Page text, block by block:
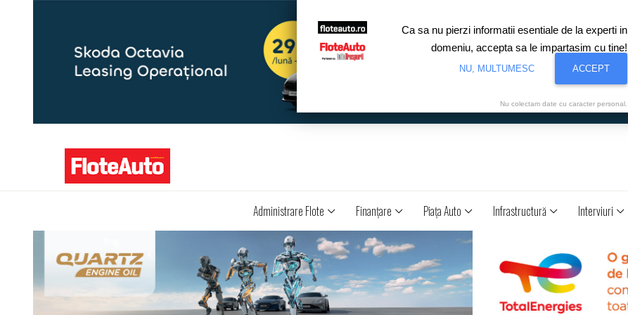
Administrare Flote Finanţare Piaţa Auto Infrastructură Interviuri
Ca sa nu pierzi informatii esentiale de la experti in
domeniu, accepta sa le impartasim cu tine!
NU, MULTUMESC ACCEPT
Nu colectam date cu caracter personal.